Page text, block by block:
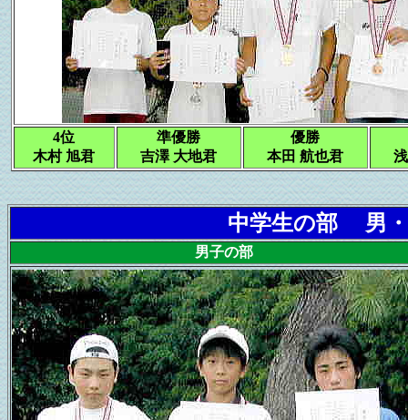
4位
木村 旭君
準優勝
吉澤 大地君
優勝
本田 航也君
中学生の部 男・
男子の部